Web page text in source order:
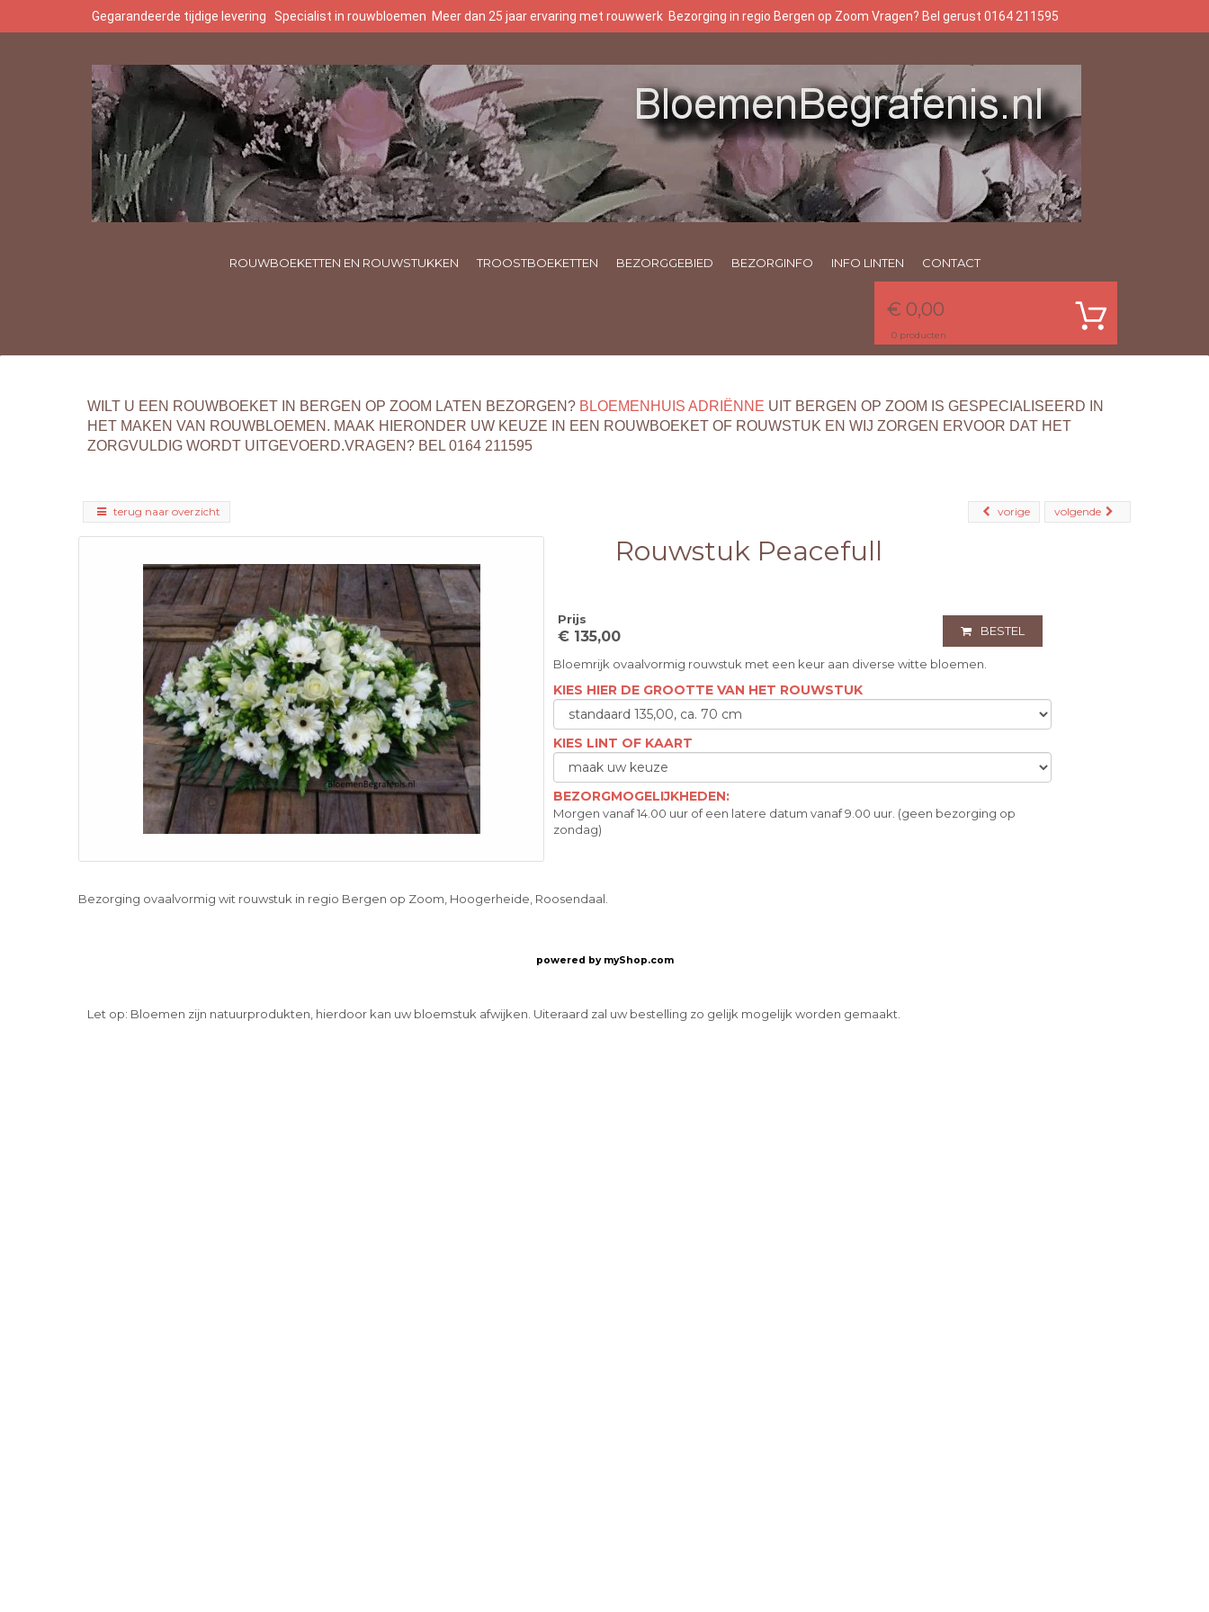
Gegarandeerde tijdige levering Specialist in rouwbloemen Meer dan 25 jaar ervaring met rouwwerk Bezorging in regio Bergen op Zoom Vragen? Bel gerust 0164 211595
ROUWBOEKETTEN EN ROUWSTUKKEN TROOSTBOEKETTEN BEZORGGEBIED BEZORGINFO INFO LINTEN CONTACT
€ 0,00
0 producten
WILT U EEN ROUWBOEKET IN BERGEN OP ZOOM LATEN BEZORGEN? BLOEMENHUIS ADRIËNNE UIT BERGEN OP ZOOM IS GESPECIALISEERD IN
HET MAKEN VAN ROUWBLOEMEN. MAAK HIERONDER UW KEUZE IN EEN ROUWBOEKET OF ROUWSTUK EN WIJ ZORGEN ERVOOR DAT HET
ZORGVULDIG WORDT UITGEVOERD.VRAGEN? BEL 0164 211595
terug naar overzicht volgende
vorige
Rouwstuk Peacefull
Prijs
€ 135,00 BESTEL
Bloemrijk ovaalvormig rouwstuk met een keur aan diverse witte bloemen.
KIES HIER DE GROOTTE VAN HET ROUWSTUK
KIES LINT OF KAART
BEZORGMOGELIJKHEDEN:
Morgen vanaf 14.00 uur of een latere datum vanaf 9.00 uur. (geen bezorging op
zondag)
Bezorging ovaalvormig wit rouwstuk in regio Bergen op Zoom, Hoogerheide, Roosendaal.
powered by myShop.com
Let op: Bloemen zijn natuurprodukten, hierdoor kan uw bloemstuk afwijken. Uiteraard zal uw bestelling zo gelijk mogelijk worden gemaakt.